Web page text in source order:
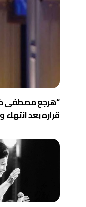
“هرجع مصطفى
قراره بعد انتهاء